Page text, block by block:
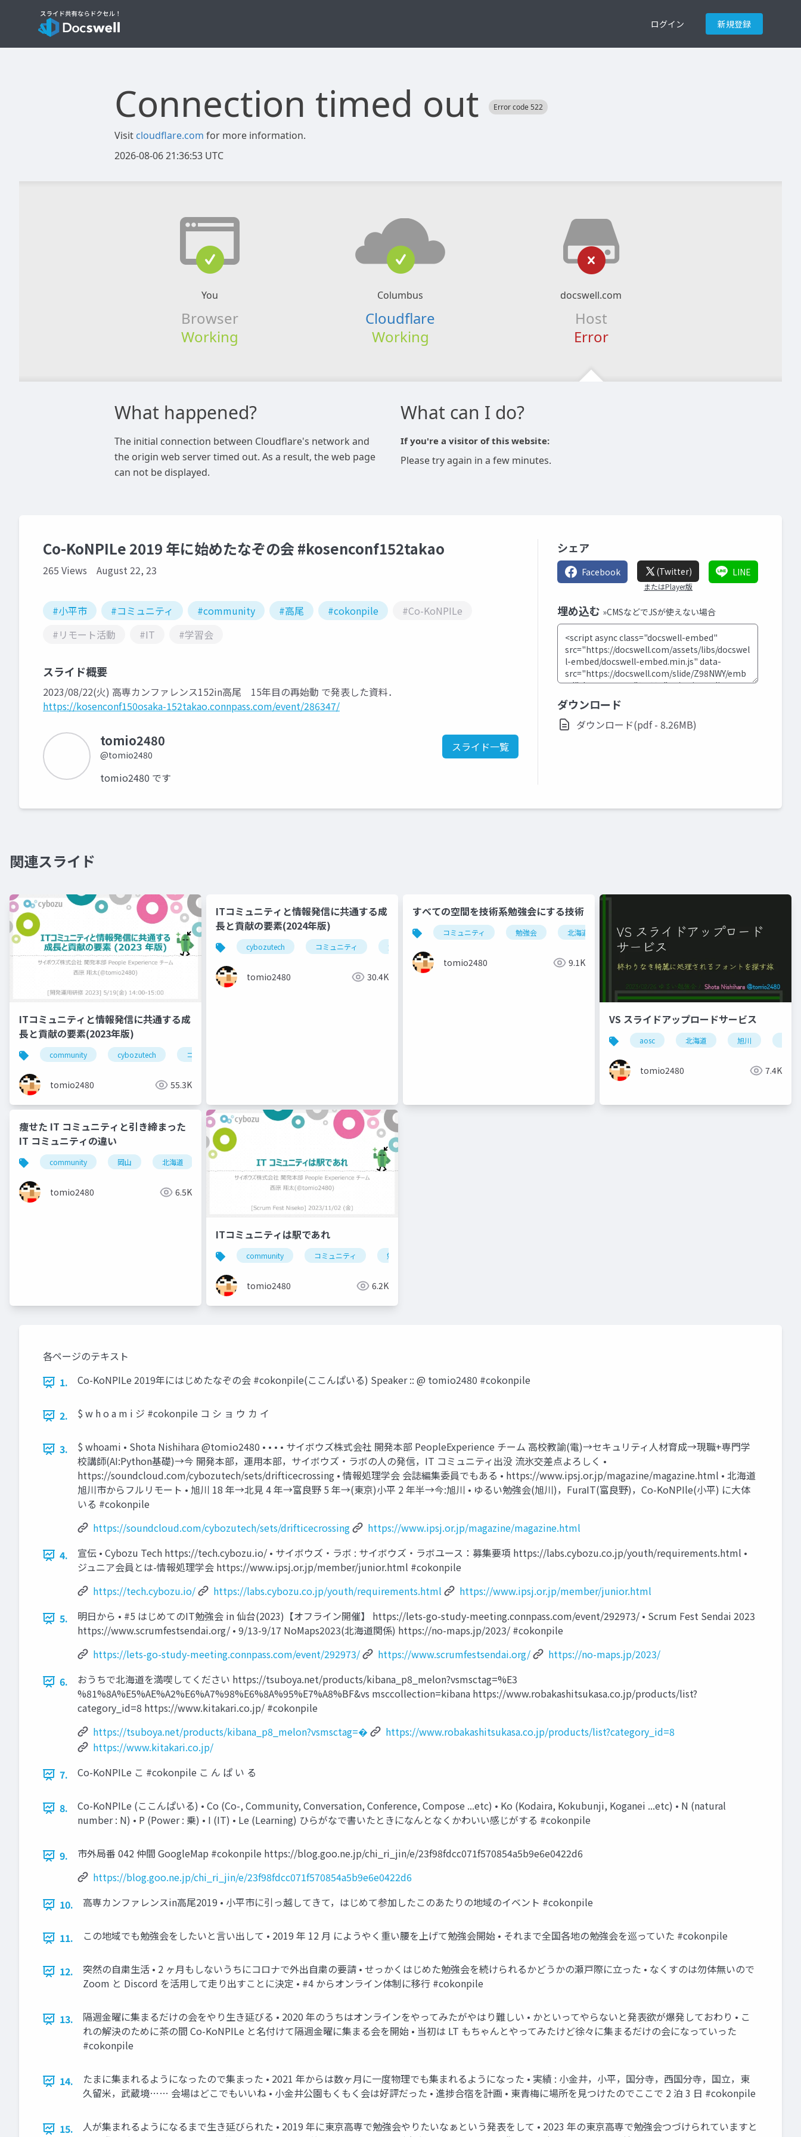
ログイン 新規登録
Co-KoNPILe 2019 年に始めたなぞの会 #kosenconf152takao
265 Views August 22, 23
#小平市 #コミュニティ #community #高尾 #cokonpile
#Co-KoNPILe
#リモート活動
#IT #学習会
スライド概要
2023/08/22(火) 高専カンファレンス152in高尾 15年目の再始動 で発表した資料．
https://kosenconf150osaka-152takao.connpass.com/event/286347/
tomio2480
@tomio2480
スライド一覧
tomio2480 です
シェア
Facebook (Twitter)
またはPlayer版
LINE
埋め込む »CMSなどでJSが使えない場合
ダウンロード
ダウンロード(pdf - 8.26MB)
関連スライド
ITコミュニティと情報発信に共通する成
長と貢献の要素(2023年版)
community cybozutech コミュニティ
tomio2480 55.3K
ITコミュニティと情報発信に共通する成
長と貢献の要素(2024年版)
cybozutech コミュニティ 勉強会 community
tomio2480 30.4K
すべての空間を技術系勉強会にする技術
コミュニティ 勉強会 北海道 東京 学び
tomio2480 9.1K
VS スライドアップロードサービス
aosc 北海道 旭川
tomio2480 7.4K
痩せた IT コミュニティと引き締まった
IT コミュニティの違い
community 岡山 北海道 旭川 小平市 富良野 勉強会
tomio2480 6.5K
ITコミュニティは駅であれ
community コミュニティ 勉強会
tomio2480 6.2K
各ページのテキスト
1.
Co-KoNPILe 2019年にはじめたなぞの会 #cokonpile(ここんぱいる) Speaker :: @ tomio2480 #cokonpile
2. $ w h o a m i ジ #cokonpile コ シ ョ ウ カ イ
3.
$ whoami • Shota Nishihara @tomio2480 • • • • サイボウズ株式会社 開発本部 PeopleExperience チーム 高校教諭(電)→セキュリティ人材育成→現職+専門学
校講師(AI:Python基礎)→今 開発本部，運用本部，サイボウズ・ラボの人の発信，IT コミュニティ出没 流氷交差点よろしく •
https://soundcloud.com/cybozutech/sets/drifticecrossing • 情報処理学会 会誌編集委員でもある • https://www.ipsj.or.jp/magazine/magazine.html • 北海道
旭川市からフルリモート • 旭川 18 年→北見 4 年→富良野 5 年→(東京)小平 2 年半→今:旭川 • ゆるい勉強会(旭川)，FuraIT(富良野)，Co-KoNPIle(小平) に大体
いる #cokonpile
https://soundcloud.com/cybozutech/sets/drifticecrossing
https://www.ipsj.or.jp/magazine/magazine.html
4.
宣伝 • Cybozu Tech https://tech.cybozu.io/ • サイボウズ・ラボ : サイボウズ・ラボユース：募集要項 https://labs.cybozu.co.jp/youth/requirements.html •
ジュニア会員とは-情報処理学会 https://www.ipsj.or.jp/member/junior.html #cokonpile
https://tech.cybozu.io/
https://labs.cybozu.co.jp/youth/requirements.html
https://www.ipsj.or.jp/member/junior.html
5.
明日から • #5 はじめてのIT勉強会 in 仙台(2023)【オフライン開催】 https://lets-go-study-meeting.connpass.com/event/292973/ • Scrum Fest Sendai 2023
https://www.scrumfestsendai.org/ • 9/13-9/17 NoMaps2023(北海道関係) https://no-maps.jp/2023/ #cokonpile
https://lets-go-study-meeting.connpass.com/event/292973/
https://www.scrumfestsendai.org/
https://no-maps.jp/2023/
6.
おうちで北海道を満喫してください https://tsuboya.net/products/kibana_p8_melon?vsmsctag=%E3
%81%8A%E5%AE%A2%E6%A7%98%E6%8A%95%E7%A8%BF&vs msccollection=kibana https://www.robakashitsukasa.co.jp/products/list?
category_id=8 https://www.kitakari.co.jp/ #cokonpile
https://tsuboya.net/products/kibana_p8_melon?vsmsctag=�
https://www.robakashitsukasa.co.jp/products/list?category_id=8
https://www.kitakari.co.jp/
7.
Co-KoNPILe こ #cokonpile こ ん ぱ い る
8.
Co-KoNPILe (ここんぱいる) • Co (Co-, Community, Conversation, Conference, Compose ...etc) • Ko (Kodaira, Kokubunji, Koganei ...etc) • N (natural
number : N) • P (Power : 乗) • I (IT) • Le (Learning) ひらがなで書いたときになんとなくかわいい感じがする #cokonpile
9.
市外局番 042 仲間 GoogleMap #cokonpile https://blog.goo.ne.jp/chi_ri_jin/e/23f98fdcc071f570854a5b9e6e0422d6
https://blog.goo.ne.jp/chi_ri_jin/e/23f98fdcc071f570854a5b9e6e0422d6
10.
高専カンファレンスin高尾2019 • 小平市に引っ越してきて，はじめて参加したこのあたりの地域のイベント #cokonpile
11. この地域でも勉強会をしたいと言い出して • 2019 年 12 月 にようやく重い腰を上げて勉強会開始 • それまで全国各地の勉強会を巡っていた #cokonpile
12.
突然の自粛生活 • 2 ヶ月もしないうちにコロナで外出自粛の要請 • せっかくはじめた勉強会を続けられるかどうかの瀬戸際に立った • なくすのは勿体無いので
Zoom と Discord を活用して走り出すことに決定 • #4 からオンライン体制に移行 #cokonpile
13.
隔週金曜に集まるだけの会をやり生き延びる • 2020 年のうちはオンラインをやってみたがやはり難しい • かといってやらないと発表欲が爆発しておわり • こ
れの解決のために茶の間 Co-KoNPILe と名付けて隔週金曜に集まる会を開始 • 当初は LT もちゃんとやってみたけど徐々に集まるだけの会になっていった
#cokonpile
14.
たまに集まれるようになったので集まった • 2021 年からは数ヶ月に一度物理でも集まれるようになった • 実績 : 小金井，小平，国分寺，西国分寺，国立，東
久留米，武蔵境…… 会場はどこでもいいね • 小金井公園もくもく会は好評だった • 進捗合宿を計画 • 東青梅に場所を見つけたのでここで 2 泊 3 日 #cokonpile
15.
人が集まれるようになるまで生き延びられた • 2019 年に東京高専で勉強会やりたいなぁという発表をして • 2023 年の東京高専で勉強会つづけられていますと